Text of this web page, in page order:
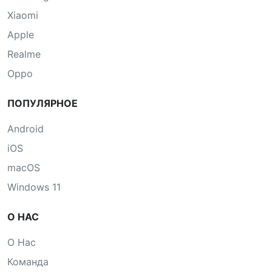
Xiaomi
Apple
Realme
Oppo
ПОПУЛЯРНОЕ
Android
iOS
macOS
Windows 11
О НАС
О Нас
Команда